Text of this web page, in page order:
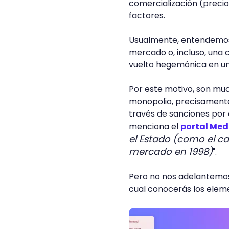
comercialización
factores.
Usualmente,
mercado o, incluso,
vuelto hegemónica en
Por este motivo, son
monopolio,
través de sanciones
menciona el portal
el Estado (como el
mercado en 1998)".
Pero no nos
cual conocerás los